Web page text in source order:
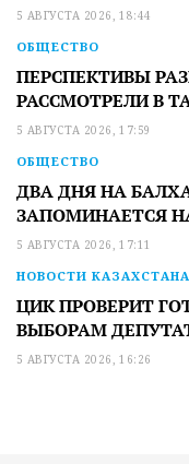
5 АВГУСТА 2026, 18:44
ОБЩЕСТВО
ПЕРСПЕКТИВЫ
РАССМОТРЕЛИ В
5 АВГУСТА 2026, 17:59
ОБЩЕСТВО
ДВА ДНЯ НА
ЗАПОМИНАЕТСЯ
5 АВГУСТА 2026, 17:11
НОВОСТИ КАЗАХСТАНА
ЦИК ПРОВЕРИТ
ВЫБОРАМ
5 АВГУСТА 2026, 16:26